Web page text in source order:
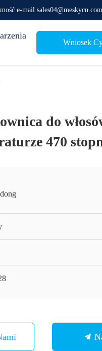
e-mail sales04@meskycn.com
Wniosek
do
470